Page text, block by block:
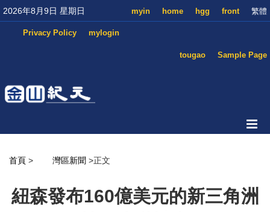
2026年8月9日 星期日 繁體
front
hgg
home
myin
mylogin
Privacy Policy
Sample Page
tougao
首頁 > 灣區新聞 >正文
紐森發布160億美元的新三角洲